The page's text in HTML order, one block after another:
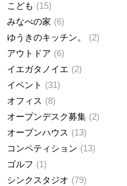
こども
15
みなべの家
6
ゆうきのキッチン。
2
アウトドア
6
イエガタノイエ
2
イベント
31
オフィス
8
オープンデスク募集
2
オープンハウス
13
コンペティション
13
ゴルフ
1
シンクスタジオ
79